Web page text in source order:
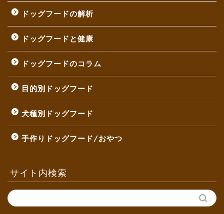
ドッグフードの解析
ドッグフードと健康
ドッグフードのコラム
目的別ドッグフード
犬種別ドッグフード
手作りドッグフード/おやつ
サイト内検索